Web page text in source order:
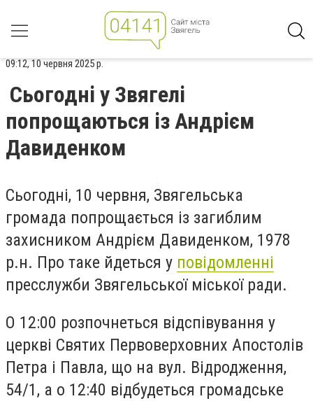
09:12, 10 червня 2025 р.
Сьогодні у Звягелі
попрощаються із Андрієм
Давиденком
Сьогодні, 10 червня, Звягельська
громада попрощається із загиблим
захисником Андрієм Давиденком, 1978
р.н. Про таке йдеться у повідомленні
пресслужби Звягельської міської ради.
О 12:00 розпочнеться відспівування у
церкві Святих Первоверховних Апостолів
Петра і Павла, що на вул. Відродження,
54/1, а о 12:40 відбудеться громадське